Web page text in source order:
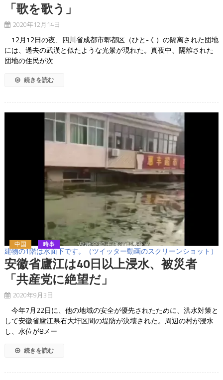
「歌を歌う」
2020年12月14日
12月12日の夜、四川省成都市郫都区（ひと-く）の隔离された団地
には、過去の武漢と似たような光景が現れた。真夜中、隔離された
団地の住民が次
続きを読む
建物の1階は水面下です。（ツイッター動画のスクリーンショット）
中国 時事
安徽省廬江は40日以上浸水、被災者
「共産党に絶望だ」
2020年9月3日
今年7月22日に、他の地域の安全が優先されたために、洪水対策と
して安徽省廬江県石大圩区間の堤防が決壊された。周辺の村が浸水
し、水位が8メー
続きを読む